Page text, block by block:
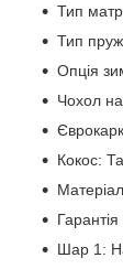
Тип
Тип
Опція
Чохол на
Кокос:
Шар 1: